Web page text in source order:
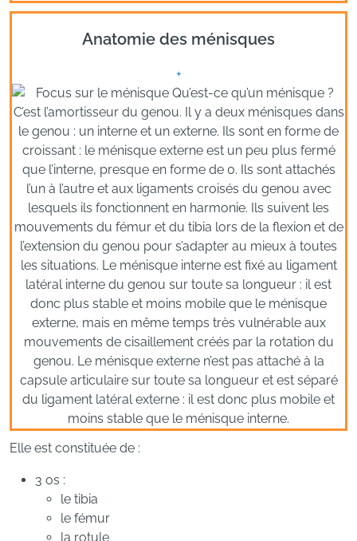
Anatomie des ménisques
+
Elle est constituée de :
3 os :
le tibia
le fémur
la rotule